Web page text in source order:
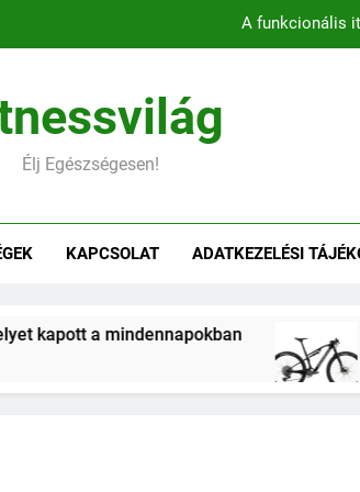
A funkcionális
Belső comb edzés otthon – 5
Könnyebb, gyorsabb, hatékonyabb:
Élj Egészségesen!
KAPCSOLAT ADATKEZELÉSI
a mindennapokban
2